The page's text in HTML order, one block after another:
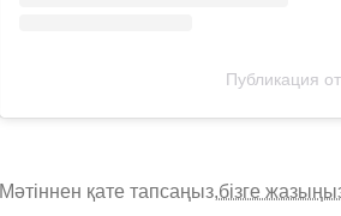
Публикация
Мәтіннен қате тапсаңыз,бізге